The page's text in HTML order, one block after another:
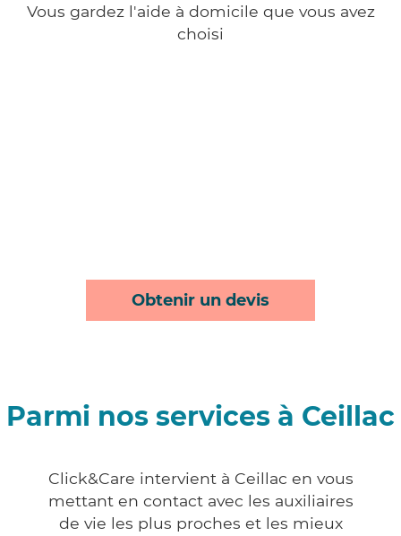
Vous gardez l'aide à domicile que vous avez
choisi
Obtenir un devis
Parmi nos services à Ceillac
Click&Care intervient à Ceillac en vous
mettant en contact avec les auxiliaires
de vie les plus proches et les mieux